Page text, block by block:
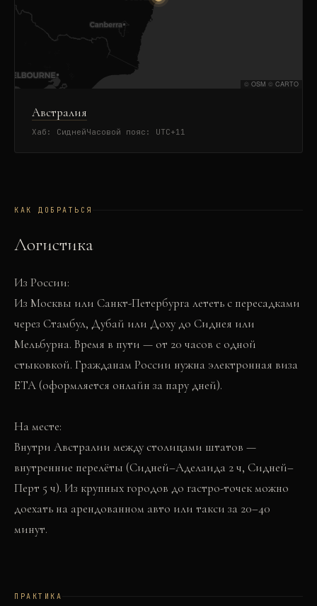
© OSM © CARTO
Австралия
Хаб: СиднейЧасовой пояс: UTC+11
КАК ДОБРАТЬСЯ
Логистика
Из России:
Из Москвы или Санкт-Петербурга лететь с пересадками
через Стамбул, Дубай или Доху до Сиднея или
Мельбурна. Время в пути — от 20 часов с одной
стыковкой. Гражданам России нужна электронная виза
ETA (оформляется онлайн за пару дней).
На месте:
Внутри Австралии между столицами штатов —
внутренние перелёты (Сидней–Аделаида 2 ч, Сидней–
Перт 5 ч). Из крупных городов до гастро-точек можно
доехать на арендованном авто или такси за 20–40
минут.
ПРАКТИКА